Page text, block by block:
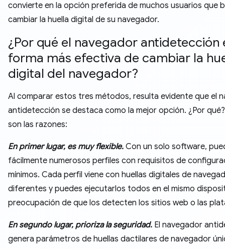
convierte en la opción preferida de muchos usuarios que
cambiar la huella digital de su navegador.
¿Por qué el navegador antidetección
forma más efectiva de cambiar la
digital del navegador?
Al comparar estos tres métodos, resulta evidente que el
antidetección se destaca como la mejor opción. ¿Por
son las razones:
En primer lugar, es muy flexible. Con un solo software,
fácilmente numerosos perfiles con requisitos de
mínimos. Cada perfil viene con huellas digitales de
diferentes y puedes ejecutarlos todos en el mismo
preocupación de que los detecten los sitios web o las
En segundo lugar, prioriza la seguridad. El navegador
genera parámetros de huellas dactilares de navegador